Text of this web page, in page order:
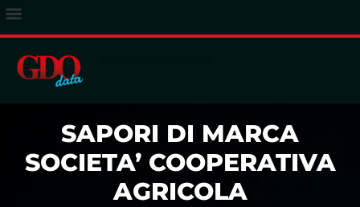
SAPORI DI MARCA
SOCIETA’ COOPERATIVA
AGRICOLA